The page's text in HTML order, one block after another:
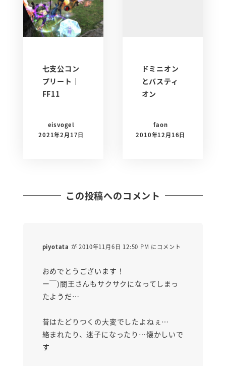
七支公コン
プリート｜
FF11
eisvogel
2021年2月17日
ドミニオン
とバスティ
オン
faon
2010年12月16日
この投稿へのコメント
piyotata が 2010年11月6日 12:50 PM にコメント
おめでとうございます！
ー￣)闇王さんもサクサクになってしまっ
たようだ…
昔はたどりつくの大変でしたよねぇ…
絡まれたり、迷子になったり…懐かしいで
す